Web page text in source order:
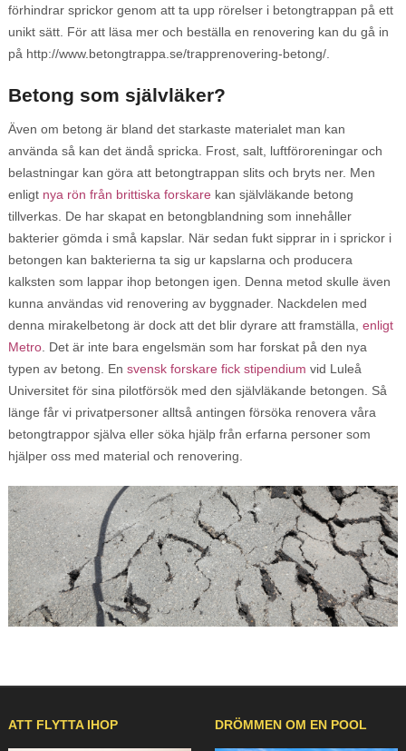
förhindrar sprickor genom att ta upp rörelser i betongtrappan på ett
unikt sätt. För att läsa mer och beställa en renovering kan du gå in
på http://www.betongtrappa.se/trapprenovering-betong/.
Betong som självläker?
Även om betong är bland det starkaste materialet man kan
använda så kan det ändå spricka. Frost, salt, luftföroreningar och
belastningar kan göra att betongtrappan slits och bryts ner. Men
enligt nya rön från brittiska forskarekan självläkande betong
tillverkas. De har skapat en betongblandning som innehåller
bakterier gömda i små kapslar. När sedan fukt sipprar in i sprickor i
betongen kan bakterierna ta sig ur kapslarna och producera
kalksten som lappar ihop betongen igen. Denna metod skulle även
kunna användas vid renovering av byggnader. Nackdelen med
denna mirakelbetong är dock att det blir dyrare att framställa, enligt
Metro. Det är inte bara engelsmän som har forskat på den nya
typen av betong. En svensk forskare fick stipendium vid Luleå
Universitet för sina pilotförsök med den självläkande betongen. Så
länge får vi privatpersoner alltså antingen försöka renovera våra
betongtrappor själva eller söka hjälp från erfarna personer som
hjälper oss med material och renovering.
ATT FLYTTA IHOP DRÖMMEN OM EN POOL